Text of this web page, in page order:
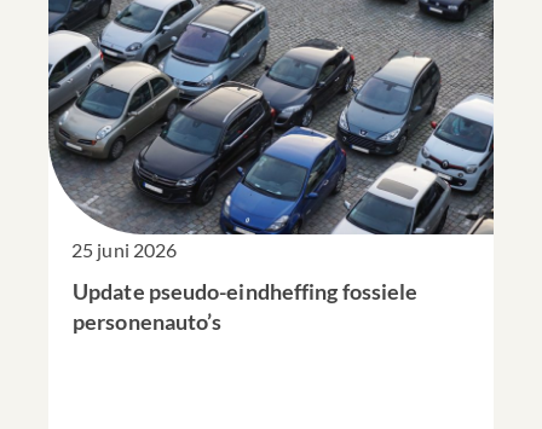
25 juni 2026
Update pseudo-eindheffing fossiele
personenauto’s